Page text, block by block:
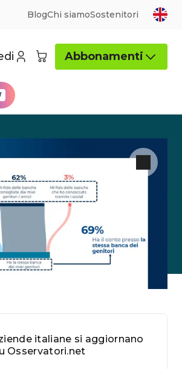
BlogChi siamoSostenitori
Abbonamenti
italiane si aggiornano
Osservatori.net